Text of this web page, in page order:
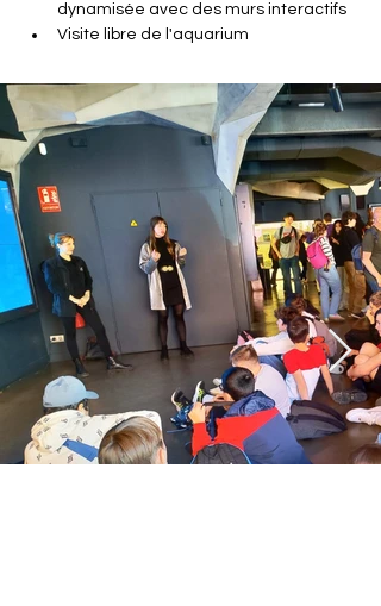
dynamisée avec des murs interactifs
Visite libre de l'aquarium